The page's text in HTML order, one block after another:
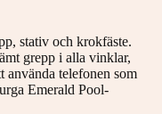
stativ och krokfäste.
grepp i alla vinklar,
använda telefonen som
Emerald Pool-